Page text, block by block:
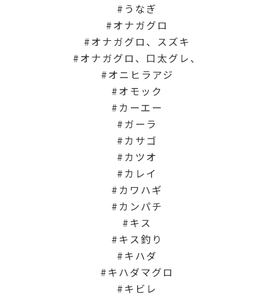
うなぎ
オナガグロ
オナガグロ、スズキ
オナガグロ、口太グレ、
オニヒラアジ
オモック
カーエー
ガーラ
カサゴ
カツオ
カレイ
カワハギ
カンパチ
キス
キス釣り
キハダ
キハダマグロ
キビレ